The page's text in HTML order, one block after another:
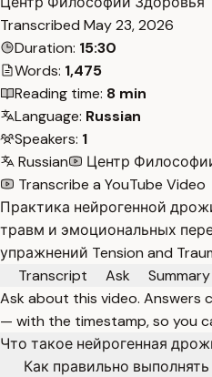
Transcribed May 23, 2026
Duration: 15:30
Words: 1,475
Reading time: 8 min
Language: Russian
Speakers: 1
Russian
Центр
Transcribe a YouTube Video
Практика нейрогенной
травм и эмоциональных
упражнений Tension and
Transcript
Ask Summary
Ask about this video. Answers
— with the timestamp, so you
Что такое нейрогенная
Как правильно